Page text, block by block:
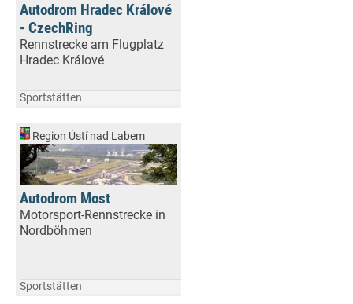
Autodrom Hradec Králové
- CzechRing
Rennstrecke am Flugplatz
Hradec Králové
Sportstätten
Region Ústí nad Labem
Autodrom Most
Motorsport-Rennstrecke in
Nordböhmen
Sportstätten